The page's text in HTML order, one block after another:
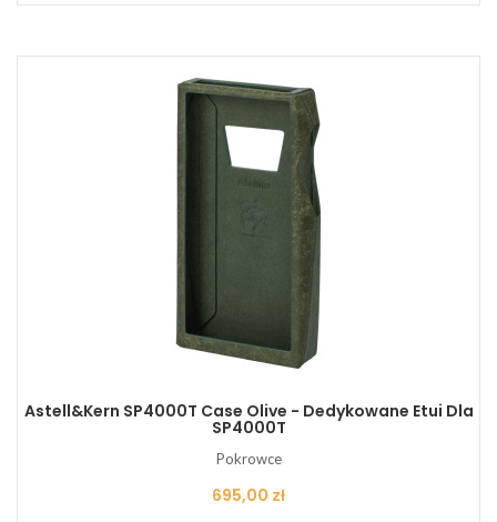
Astell&Kern SP4000T Case Olive - Dedykowane Etui Dla
SP4000T
Pokrowce
Cena
695,00 zł